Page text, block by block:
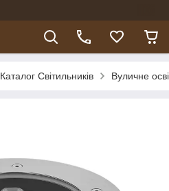
Каталог Світильників Вуличне